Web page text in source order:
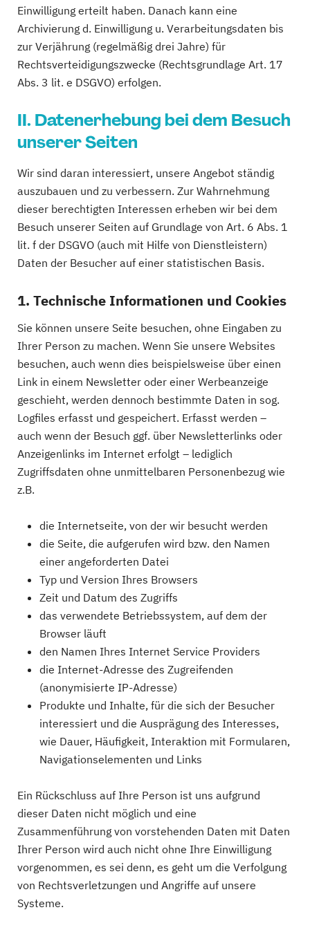
Einwilligung erteilt haben. Danach kann eine
Archivierung d. Einwilligung u. Verarbeitungsdaten bis
zur Verjährung (regelmäßig drei Jahre) für
Rechtsverteidigungszwecke (Rechtsgrundlage Art. 17
Abs. 3 lit. e DSGVO) erfolgen.
II. Datenerhebung bei dem Besuch
unserer Seiten
Wir sind daran interessiert, unsere Angebot ständig
auszubauen und zu verbessern. Zur Wahrnehmung
dieser berechtigten Interessen erheben wir bei dem
Besuch unserer Seiten auf Grundlage von Art. 6 Abs. 1
lit. f der DSGVO (auch mit Hilfe von Dienstleistern)
Daten der Besucher auf einer statistischen Basis.
1. Technische Informationen und Cookies
Sie können unsere Seite besuchen, ohne Eingaben zu
Ihrer Person zu machen. Wenn Sie unsere Websites
besuchen, auch wenn dies beispielsweise über einen
Link in einem Newsletter oder einer Werbeanzeige
geschieht, werden dennoch bestimmte Daten in sog.
Logfiles erfasst und gespeichert. Erfasst werden –
auch wenn der Besuch ggf. über Newsletterlinks oder
Anzeigenlinks im Internet erfolgt – lediglich
Zugriffsdaten ohne unmittelbaren Personenbezug wie
z.B.
die Internetseite, von der wir besucht werden
die Seite, die aufgerufen wird bzw. den Namen
einer angeforderten Datei
Typ und Version Ihres Browsers
Zeit und Datum des Zugriffs
das verwendete Betriebssystem, auf dem der
Browser läuft
den Namen Ihres Internet Service Providers
die Internet-Adresse des Zugreifenden
(anonymisierte IP-Adresse)
Produkte und Inhalte, für die sich der Besucher
interessiert und die Ausprägung des Interesses,
wie Dauer, Häufigkeit, Interaktion mit Formularen,
Navigationselementen und Links
Ein Rückschluss auf Ihre Person ist uns aufgrund
dieser Daten nicht möglich und eine
Zusammenführung von vorstehenden Daten mit Daten
Ihrer Person wird auch nicht ohne Ihre Einwilligung
vorgenommen, es sei denn, es geht um die Verfolgung
von Rechtsverletzungen und Angriffe auf unsere
Systeme.